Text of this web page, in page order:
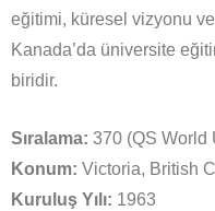
eğitimi, küresel vizyonu ve
Kanada’da üniversite
biridir.
Sıralama: 370 (QS World
Konum: Victoria, British
Kuruluş Yılı: 1963